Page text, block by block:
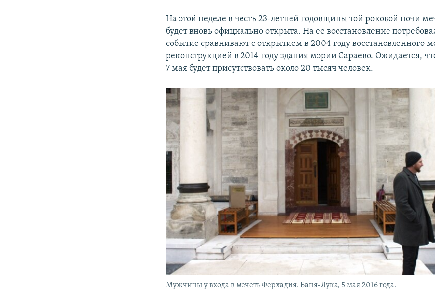
На этой неделе в честь 23-летней годовщины той роковой ночи
будет вновь официально открыта. На ее восстановление
событие сравнивают с открытием в 2004 году восстановленного
реконструкцией в 2014 году здания мэрии Сараево. Ожидается,
7 мая будет присутствовать около 20 тысяч человек.
Мужчины у входа в мечеть Ферхадия. Баня-Лука, 5 мая 2016 года.